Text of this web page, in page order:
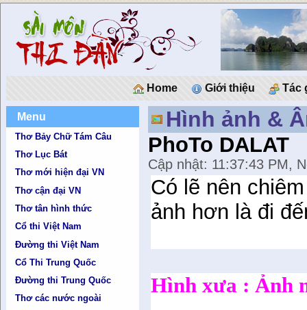
Home Giới thiệu Tác
Menu
Thơ Bảy Chữ Tám Câu
Thơ Lục Bát
Thơ mới hiện đại VN
Thơ cận đại VN
Thơ tân hình thức
Cổ thi Việt Nam
Đường thi Việt Nam
Cổ Thi Trung Quốc
Đường thi Trung Quốc
Thơ các nước ngoài
Hình ảnh &
PhoTo DALAT
Cập nhật: 11:37:43 PM,
Có lẽ nên
ảnh hơn là đi
Hình xưa : Ảnh